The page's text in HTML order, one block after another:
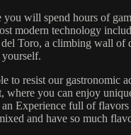
you will spend hours of
modern technology
Toro, a climbing wall of
to resist our gastronomic
where you can enjoy
Experience full of
and have so much